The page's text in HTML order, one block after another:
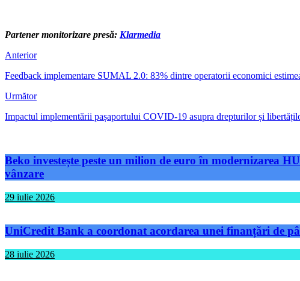
Partener monitorizare presă: Klarmedia
Anterior
Feedback implementare SUMAL 2.0: 83% dintre operatorii economici
Următor
Impactul implementării pașaportului COVID-19 asupra drepturilor și
Beko investește peste un milion de euro în modernizarea
vânzare
29 iulie 2026
UniCredit Bank a coordonat acordarea unei finanțări de
28 iulie 2026